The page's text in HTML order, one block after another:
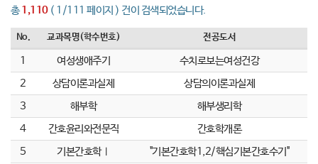
총1,110( 1/111 페이지 ) 건이 검색되었습니다.
No. 교과목명(학수번호) 전공도서
1 여성생애주기
수치로보는여성건강
2
상담이론과실제
상담의이론과실제
3
해부학
해부생리학
4
간호윤리와전문직
간호학개론
5
기본간호학Ⅰ
"기본간호학1,2/핵심기본간호수기"